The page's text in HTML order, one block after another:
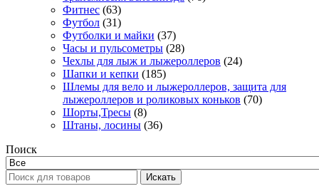
Фитнес (63)
Футбол (31)
Футболки и майки (37)
Часы и пульсометры (28)
Чехлы для лыж и лыжероллеров (24)
Шапки и кепки (185)
Шлемы для вело и лыжероллеров, защита для
лыжероллеров и роликовых коньков (70)
Шорты,Тресы (8)
Штаны, лосины (36)
Поиск
Искать